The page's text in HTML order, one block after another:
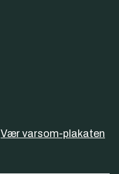
Vær varsom-plakaten